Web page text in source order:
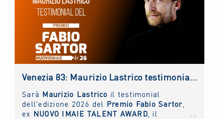
Venezia 83: Maurizio Lastrico testimonial del Premio NUOVO IMAIE Fabio Sartor
Sarà Maurizio Lastrico il testimonial
dell'edizione 2026 del Premio Fabio Sartor
ex NUOVO IMAIE TALENT AWARD , il